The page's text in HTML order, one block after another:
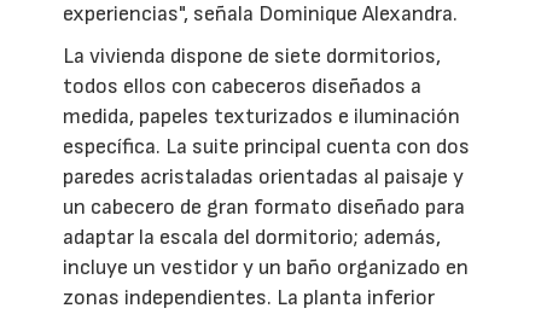
experiencias", señala Dominique Alexandra.
La vivienda dispone de siete dormitorios,
todos ellos con cabeceros diseñados a
medida, papeles texturizados e iluminación
específica. La suite principal cuenta con dos
paredes acristaladas orientadas al paisaje y
un cabecero de gran formato diseñado para
adaptar la escala del dormitorio; además,
incluye un vestidor y un baño organizado en
zonas independientes. La planta inferior